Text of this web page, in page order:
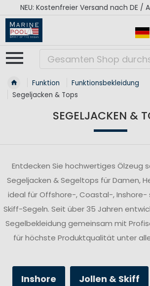
RÉGATES ROYALES Kollektion -
Funktion
Funktionsbekleidung
Segeljacken & Tops
SEGELJACKEN &
Entdecken Sie hochwertiges Ölzeug
Segeljacken & Segeltops für Damen,
ideal für Offshore-, Coastal-, Inshore-
Skiff-Segeln. Seit über 35 Jahren
Segelbekleidung gemeinsam mit
für höchste Produktqualität unter
Inshore Jollen & Skiff